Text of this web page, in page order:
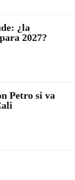
¿la
2027?
Petro si va